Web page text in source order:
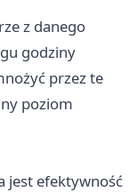
z danego
godziny
przez te
poziom
jest efektywność